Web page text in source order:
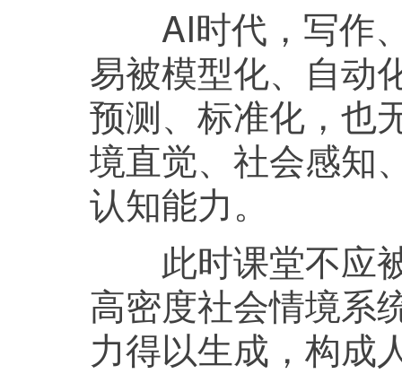
AI时代，写作、
易被模型化、自动
预测、标准化，也
境直觉、社会感知
认知能力。
此时课堂不应被
高密度社会情境系
力得以生成，构成